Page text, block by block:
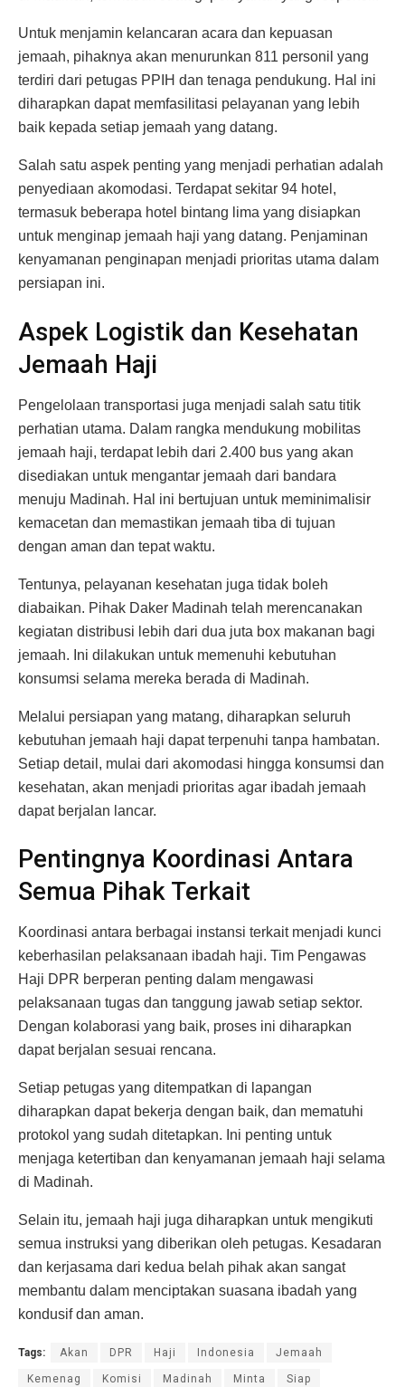
Untuk menjamin kelancaran acara dan kepuasan
jemaah, pihaknya akan menurunkan 811 personil yang
terdiri dari petugas PPIH dan tenaga pendukung. Hal ini
diharapkan dapat memfasilitasi pelayanan yang lebih
baik kepada setiap jemaah yang datang.
Salah satu aspek penting yang menjadi perhatian adalah
penyediaan akomodasi. Terdapat sekitar 94 hotel,
termasuk beberapa hotel bintang lima yang disiapkan
untuk menginap jemaah haji yang datang. Penjaminan
kenyamanan penginapan menjadi prioritas utama dalam
persiapan ini.
Aspek Logistik dan Kesehatan
Jemaah Haji
Pengelolaan transportasi juga menjadi salah satu titik
perhatian utama. Dalam rangka mendukung mobilitas
jemaah haji, terdapat lebih dari 2.400 bus yang akan
disediakan untuk mengantar jemaah dari bandara
menuju Madinah. Hal ini bertujuan untuk meminimalisir
kemacetan dan memastikan jemaah tiba di tujuan
dengan aman dan tepat waktu.
Tentunya, pelayanan kesehatan juga tidak boleh
diabaikan. Pihak Daker Madinah telah merencanakan
kegiatan distribusi lebih dari dua juta box makanan bagi
jemaah. Ini dilakukan untuk memenuhi kebutuhan
konsumsi selama mereka berada di Madinah.
Melalui persiapan yang matang, diharapkan seluruh
kebutuhan jemaah haji dapat terpenuhi tanpa hambatan.
Setiap detail, mulai dari akomodasi hingga konsumsi dan
kesehatan, akan menjadi prioritas agar ibadah jemaah
dapat berjalan lancar.
Pentingnya Koordinasi Antara
Semua Pihak Terkait
Koordinasi antara berbagai instansi terkait menjadi kunci
keberhasilan pelaksanaan ibadah haji. Tim Pengawas
Haji DPR berperan penting dalam mengawasi
pelaksanaan tugas dan tanggung jawab setiap sektor.
Dengan kolaborasi yang baik, proses ini diharapkan
dapat berjalan sesuai rencana.
Setiap petugas yang ditempatkan di lapangan
diharapkan dapat bekerja dengan baik, dan mematuhi
protokol yang sudah ditetapkan. Ini penting untuk
menjaga ketertiban dan kenyamanan jemaah haji selama
di Madinah.
Selain itu, jemaah haji juga diharapkan untuk mengikuti
semua instruksi yang diberikan oleh petugas. Kesadaran
dan kerjasama dari kedua belah pihak akan sangat
membantu dalam menciptakan suasana ibadah yang
kondusif dan aman.
Tags: Akan DPR Haji Indonesia Jemaah
Kemenag Komisi Madinah Minta Siap